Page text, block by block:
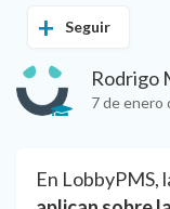
Seguir
Rodrigo
7 de enero
En LobbyPMS,